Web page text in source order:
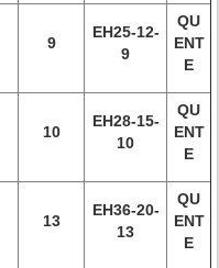
9
EH25-12-
9
QU
ENT
E
10
EH28-15-
10
QU
ENT
E
13
EH36-20-
13
QU
ENT
E